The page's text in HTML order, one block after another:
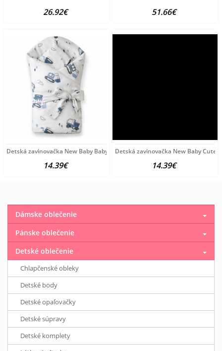
26.92€ 51.66€
Detská zavinovačka New Baby Baby Machines 80x80 cm podľa obrázku
14.39€
Detská zavinovačka New Baby Cute
14.39€
Dámske oblečenie
Pánske oblečenie
Detské oblečenie
Chlapčenské obleky
Detské body
Detské opaľovačky
Detské súpravy
Detské komplety